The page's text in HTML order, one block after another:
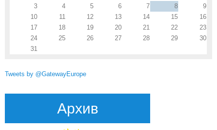
3
4 5 6 7 8
9
10
11 12 13 14 15
16
17
18 19 20 21 22
23
24
25 26 27 28 29
30
31
Tweets by @GatewayEurope
Архив